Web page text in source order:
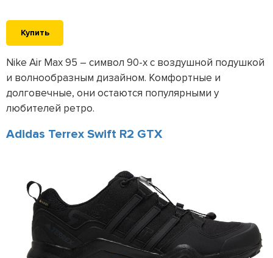
Купить
Nike Air Max 95 – символ 90-х с воздушной подушкой
и волнообразным дизайном. Комфортные и
долговечные, они остаются популярными у
любителей ретро.
Adidas Terrex Swift R2 GTX